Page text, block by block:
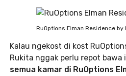
RuOptions Elman Residence by
Kalau ngekost di kost
Rukita nggak perlu repot bawa
semua kamar di RuOptions